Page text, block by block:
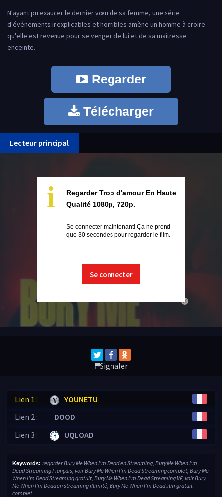
N'ayant pu exaucer le dernier vœu de sa femme, une série
d'événements inexplicables et horribles amène un homme à croire
qu'elle est revenue pour se venger de lui et de sa maîtresse
enceinte.
Regarder
Télécharger
Lecteur principal
close
i
Regarder Trop d'amour En Haute
Qualité 1080p, 720p.
Se connecter maintenant! Ça ne prend
que 30 secondes pour regarder le film.
Se connecter
Signaler
Lien 1 :
YOUNETU
Lien 2 :
DOOD
Lien 3 :
UQLOAD
Keywords: regarder Bury Me When I'm Dead en Streaming, Bury Me When I'm
Dead Streaming Français, voir Bury Me When I'm Dead Streaming complet, Bury Me
When I'm Dead Streaming gratuit, Bury Me When I'm Dead Streaming VF, voir Bury
Me When I'm Dead en streaming illimité, Bury Me When I'm Dead film gratuit
complet